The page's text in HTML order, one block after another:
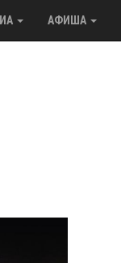
АФИША